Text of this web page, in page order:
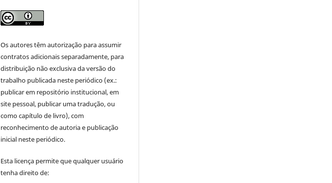
Os autores têm autorização para assumir
contratos adicionais separadamente, para
distribuição não exclusiva da versão do
trabalho publicada neste periódico (ex.:
publicar em repositório institucional, em
site pessoal, publicar uma tradução, ou
como capítulo de livro), com
reconhecimento de autoria e publicação
inicial neste periódico.
Esta licença permite que qualquer usuário
tenha direito de: